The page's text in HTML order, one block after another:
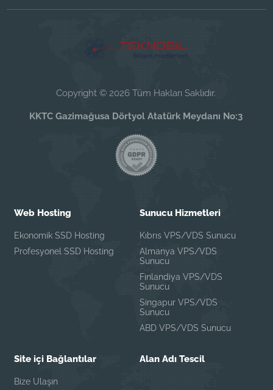
Copyright © 2026 Tüm Hakları Saklıdır.
KKTC Gazimağusa Dörtyol Atatürk Meydanı No:3
Web Hosting
Ekonomik SSD Hosting
Profesyonel SSD Hosting
Sunucu Hizmetleri
Kıbrıs VPS/VDS Sunucu
Almanya VPS/VDS
Sunucu
Finlandiya VPS/VDS
Sunucu
Singapur VPS/VDS
Sunucu
ABD VPS/VDS Sunucu
Site içi Bağlantılar
Bize Ulaşın
Alan Adı Tescil